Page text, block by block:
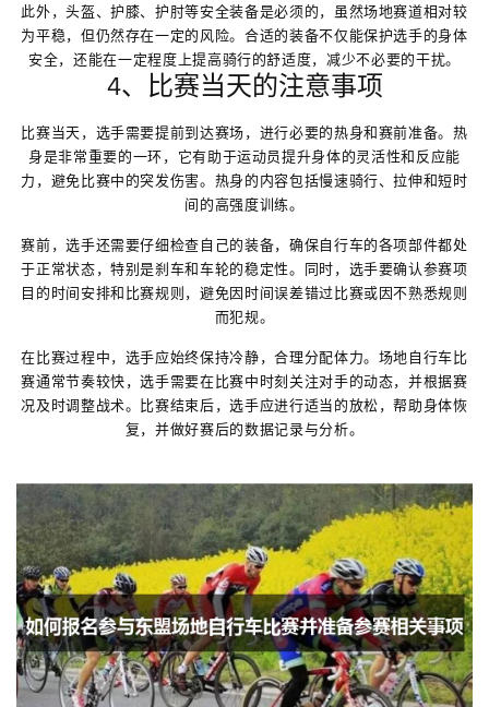
此外，头盔、护膝、护肘等安全装备是必须的，虽然场地赛道相对较
为平稳，但仍然存在一定的风险。合适的装备不仅能保护选手的身体
安全，还能在一定程度上提高骑行的舒适度，减少不必要的干扰。
4、比赛当天的注意事项
比赛当天，选手需要提前到达赛场，进行必要的热身和赛前准备。热
身是非常重要的一环，它有助于运动员提升身体的灵活性和反应能
力，避免比赛中的突发伤害。热身的内容包括慢速骑行、拉伸和短时
间的高强度训练。
赛前，选手还需要仔细检查自己的装备，确保自行车的各项部件都处
于正常状态，特别是刹车和车轮的稳定性。同时，选手要确认参赛项
目的时间安排和比赛规则，避免因时间误差错过比赛或因不熟悉规则
而犯规。
在比赛过程中，选手应始终保持冷静，合理分配体力。场地自行车比
赛通常节奏较快，选手需要在比赛中时刻关注对手的动态，并根据赛
况及时调整战术。比赛结束后，选手应进行适当的放松，帮助身体恢
复，并做好赛后的数据记录与分析。